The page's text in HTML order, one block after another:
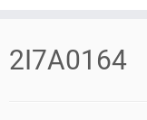
Inhalt
springen
2I7A0164